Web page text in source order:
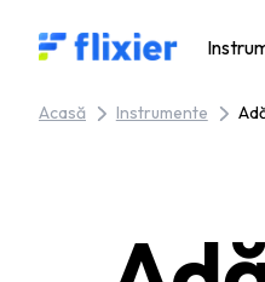
Flixier logo - Home
Acasă Instrumente